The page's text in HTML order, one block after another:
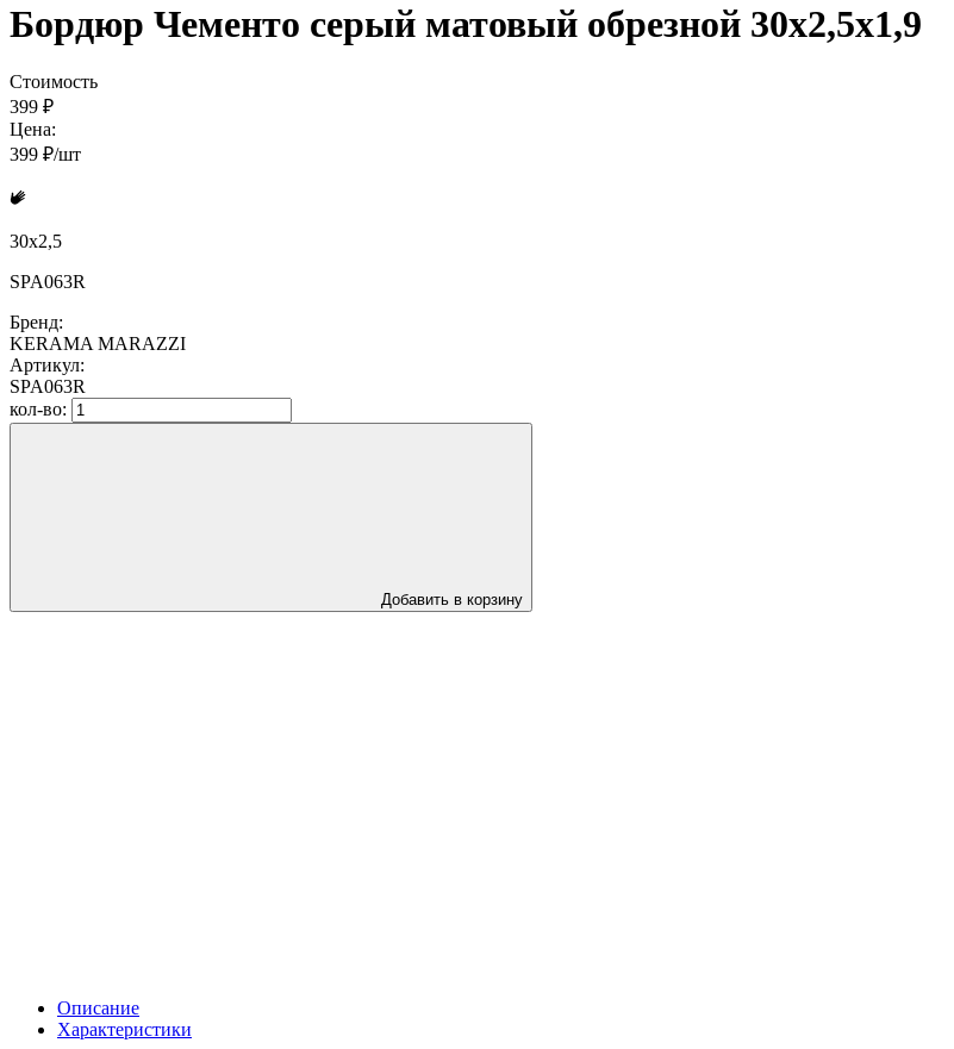
Бордюр Чементо серый матовый обрезной 30x2,5x1,9
Стоимость
399 ₽
Цена:
399 ₽/шт
30x2,5
SPA063R
Бренд:
KERAMA MARAZZI
Артикул:
SPA063R
кол-во:
Добавить в корзину
Описание
Характеристики